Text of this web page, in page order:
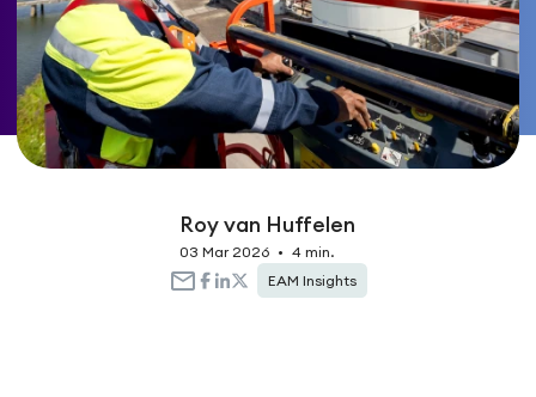
Roy van Huffelen
03 Mar 2026 •
4 min.
EAM Insights